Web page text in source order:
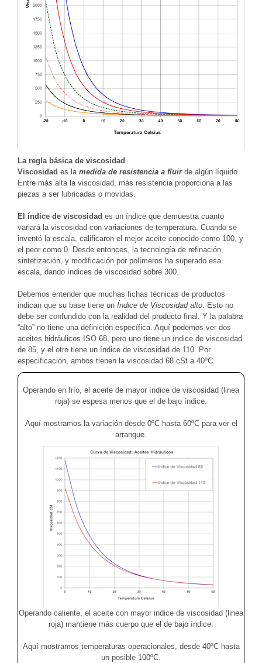
La regla básica de viscosidad
Viscosidad es la medida de resistencia a fluir de algún líquido.
Entre más alta la viscosidad, más resistencia proporciona a las
piezas a ser lubricadas o movidas.
El índice de viscosidad es un índice que demuestra cuanto
variará la viscosidad con variaciones de temperatura. Cuando se
inventó la escala, calificaron el mejor aceite conocido como 100, y
el peor como 0. Desde entonces, la tecnología de refinación,
sintetización, y modificación por polímeros ha superado esa
escala, dando índices de viscosidad sobre 300.
Debemos entender que muchas fichas técnicas de productos
indican que su base tiene un Índice de Viscosidad alto. Esto no
debe ser confundido con la realidad del producto final. Y la palabra
“alto” no tiene una definición específica. Aquí podemos ver dos
aceites hidráulicos ISO 68, pero uno tiene un índice de viscosidad
de 85, y el otro tiene un índice de viscosidad de 110. Por
especificación, ambos tienen la viscosidad 68 cSt a 40ºC.
Operando en frío, el aceite de mayor índice de viscosidad (linea
roja) se espesa menos que el de bajo índice.
Aquí mostramos la variación desde 0ºC hasta 60ºC para ver el
arranque.
Operando caliente, el aceite con mayor indice de viscosidad (linea
roja) mantiene más cuerpo que el de bajo índice.
Aquí mostramos temperaturas operacionales, desde 40ºC hasta
un posible 100ºC.